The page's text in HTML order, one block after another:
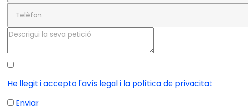
He llegit i accepto l'avís legal i la política de privacitat
Enviar